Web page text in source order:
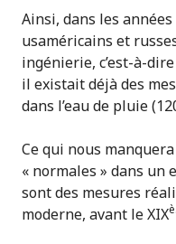
Ainsi, dans les
usaméricains et
ingénierie, c’est-à-
il existait déjà des
dans l’eau de pluie
Ce qui nous
« normales » dans un
sont des mesures
moderne, avant le XIXè.